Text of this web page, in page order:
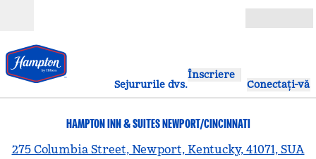
Sejururile dvs.
Înscriere
Conectați-vă
HAMPTON INN & SUITES NEWPORT/CINCINNATI
275 Columbia Street, Newport, Kentucky, 41071, SUA